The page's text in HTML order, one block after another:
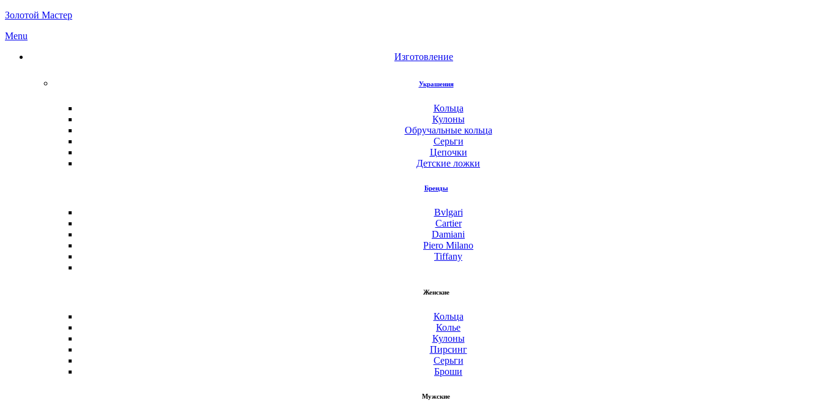
Золотой Мастер
Menu
Изготовление
Украшения
Кольца
Кулоны
Обручальные кольца
Серьги
Цепочки
Детские ложки
Бренды
Bvlgari
Cartier
Damiani
Piero Milano
Tiffany
Женские
Кольца
Колье
Кулоны
Пирсинг
Серьги
Броши
Мужские